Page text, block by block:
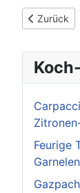
Vorheriger
Zurück
Feurige